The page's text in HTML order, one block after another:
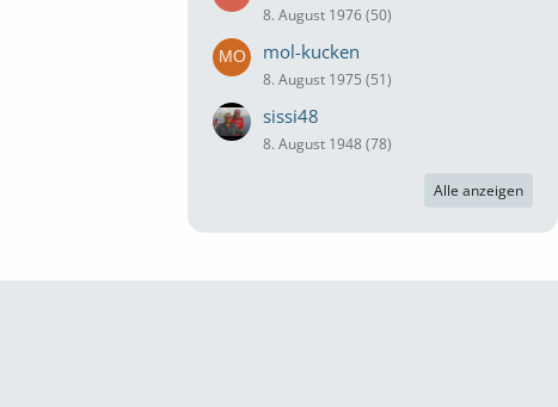
8. August 1976 (50)
mol-kucken
8. August 1975 (51)
sissi48
8. August 1948 (78)
Alle anzeigen